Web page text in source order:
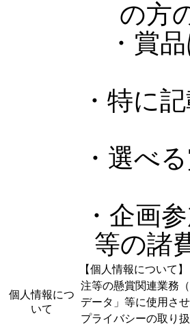
の方
・賞
・特に
・選べ
・企画
等の諸
個人情報につ
いて
【個人情報について
注等の懸賞関連業務
データ」等に使用さ
プライバシーの取り